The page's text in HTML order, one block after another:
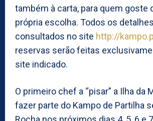
também à carta, para quem goste
própria escolha. Todos os
consultados no site http://
reservas serão feitas
site indicado.
O primeiro chef a “pisar” a Ilha da
fazer parte do Kampo de Partilha